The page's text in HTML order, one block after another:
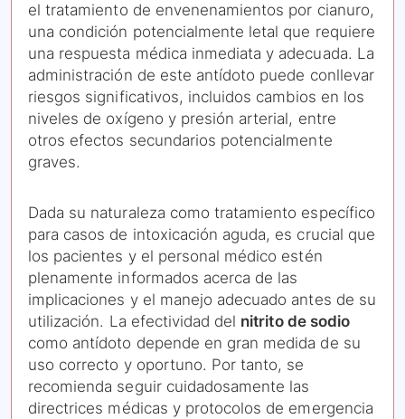
el tratamiento de envenenamientos por cianuro,
una condición potencialmente letal que requiere
una respuesta médica inmediata y adecuada. La
administración de este antídoto puede conllevar
riesgos significativos, incluidos cambios en los
niveles de oxígeno y presión arterial, entre
otros efectos secundarios potencialmente
graves.
Dada su naturaleza como tratamiento específico
para casos de intoxicación aguda, es crucial que
los pacientes y el personal médico estén
plenamente informados acerca de las
implicaciones y el manejo adecuado antes de su
utilización. La efectividad del nitrito de sodio
como antídoto depende en gran medida de su
uso correcto y oportuno. Por tanto, se
recomienda seguir cuidadosamente las
directrices médicas y protocolos de emergencia